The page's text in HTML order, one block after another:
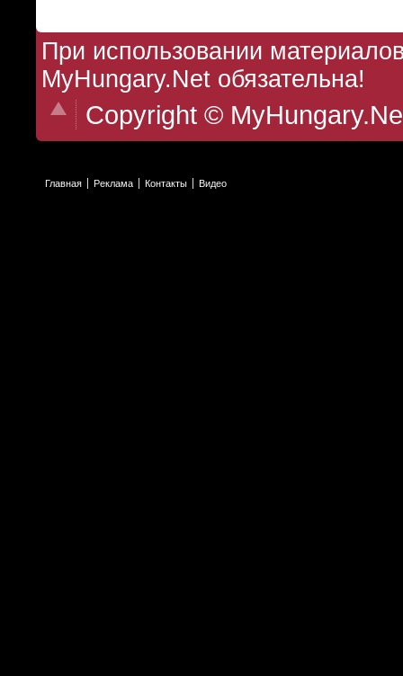
При использовании
MyHungary.Net обязательна!
Copyright ©
Главная Реклама Контакты Видео